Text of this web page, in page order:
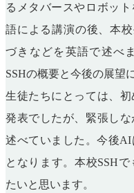
るメタバースやロボッ
語による講演の後、本
づきなどを英語で述べ
SSHの概要と今後の展望
生徒たちにとっては、
発表でしたが、緊張し
述べていました。今後
となります。本校SSH
たいと思います。